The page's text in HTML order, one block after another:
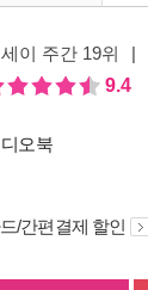
이 주간 19위 |
9.4
오북
/간편결제 할인